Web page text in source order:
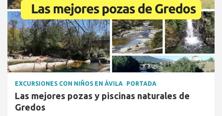
EXCURSIONES CON NIÑOS EN ÁVILA PORTADA
Las mejores pozas y piscinas naturales de
Gredos